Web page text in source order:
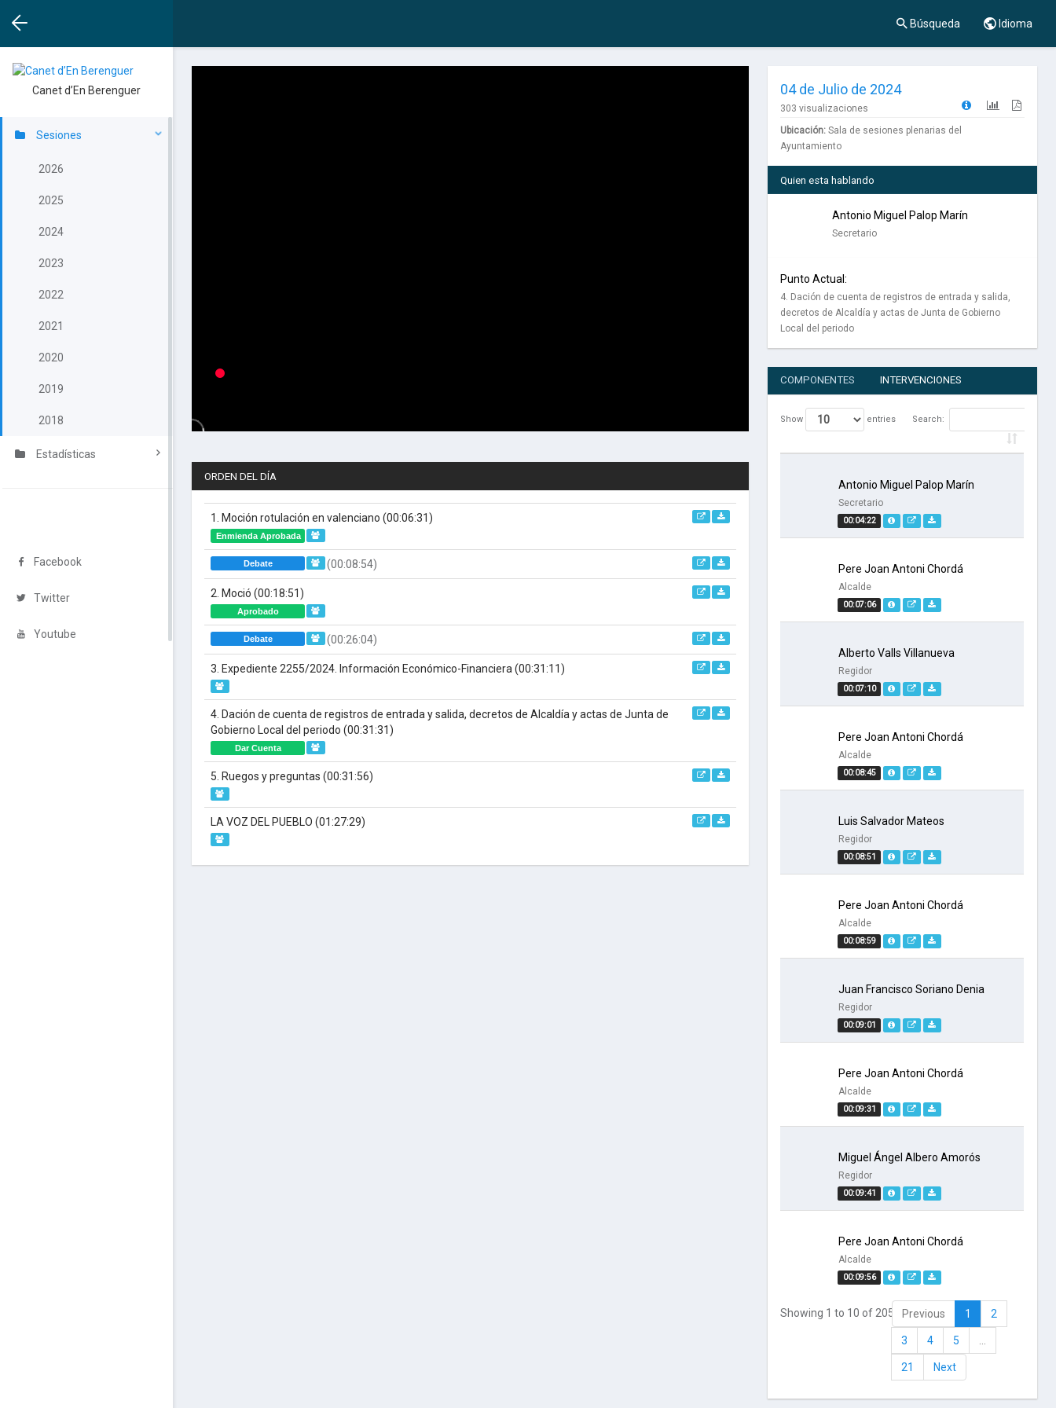
Búsqueda Idioma
Canet d’En Berenguer
Sesiones
2026
2025
2024
2023
2022
2021
2020
2019
2018
Estadísticas
Facebook
Twitter
Youtube
ORDEN DEL DÍA
1. Moción rotulación en valenciano (00:06:31)
Enmienda Aprobada
Debate (00:08:54)
2. Moció (00:18:51)
Aprobado
Debate (00:26:04)
3. Expediente 2255/2024. Información Económico-Financiera (00:31:11)
4. Dación de cuenta de registros de entrada y salida, decretos de Alcaldía y actas de Junta de
Gobierno Local del periodo (00:31:31)
Dar Cuenta
5. Ruegos y preguntas (00:31:56)
LA VOZ DEL PUEBLO (01:27:29)
04 de Julio de 2024
303 visualizaciones
Ubicación:Sala de sesiones plenarias del
Ayuntamiento
Quien esta hablando
Antonio Miguel Palop Marín
Secretario
Punto Actual:
4. Dación de cuenta de registros de entrada y salida,
decretos de Alcaldía y actas de Junta de Gobierno
Local del periodo
COMPONENTES INTERVENCIONES
Show entries Search:
00:04:22
Antonio Miguel Palop Marín
Secretario
00:07:06
Pere Joan Antoni Chordá
Alcalde
00:07:10
Alberto Valls Villanueva
Regidor
00:08:45
Pere Joan Antoni Chordá
Alcalde
00:08:51
Luis Salvador Mateos
Regidor
00:08:59
Pere Joan Antoni Chordá
Alcalde
00:09:01
Juan Francisco Soriano Denia
Regidor
00:09:31
Pere Joan Antoni Chordá
Alcalde
00:09:41
Miguel Ángel Albero Amorós
Regidor
00:09:56
Pere Joan Antoni Chordá
Alcalde
Showing 1 to 10 of 205 entries
Previous 1 2
3 4 5
21 Next